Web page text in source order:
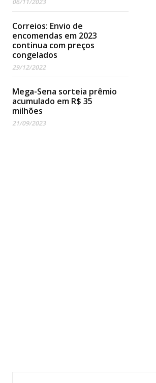
Correios: Envio de
encomendas em 2023
continua com preços
congelados
29/12/2022
Mega-Sena sorteia prêmio
acumulado em R$ 35
milhões
21/09/2023